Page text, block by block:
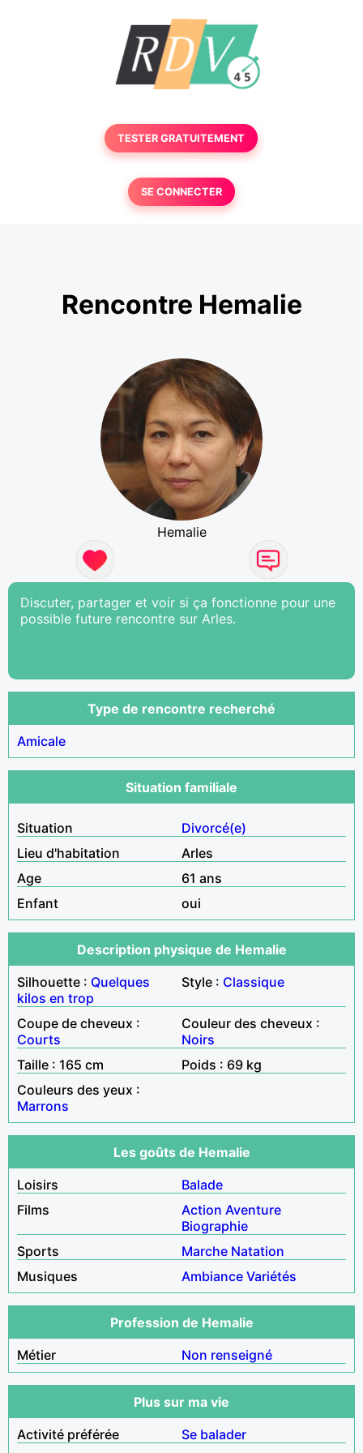
TESTER GRATUITEMENT
SE CONNECTER
Rencontre Hemalie
Hemalie
Discuter, partager et voir si ça fonctionne pour une
possible future rencontre sur Arles.
Type de rencontre recherché
Amicale
Situation familiale
Situation
Divorcé(e)
Lieu d'habitation
Arles
Age
61 ans
Enfant
oui
Description physique de Hemalie
Silhouette : Quelques
kilos en trop
Style : Classique
Coupe de cheveux :
Courts
Couleur des cheveux :
Noirs
Taille : 165 cm
Poids : 69 kg
Couleurs des yeux :
Marrons
Les goûts de Hemalie
Loisirs
Balade
Films
Action Aventure
Biographie
Sports
Marche Natation
Musiques
Ambiance Variétés
Profession de Hemalie
Métier
Non renseigné
Plus sur ma vie
Activité préférée
Se balader